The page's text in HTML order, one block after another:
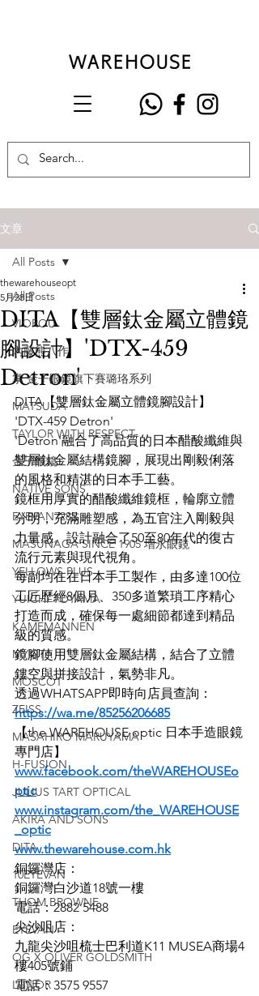
文章
All Posts
VIOROU
內藤熊八作
掌 金子眼鏡旗下賽璐珞系列
MATSUDA
TAYLOR WITH RESPECT
金子眼鏡
NATIVE SONS
EYEVAN7285
MASUNAGA SINCE 1905 增永眼鏡
YELLOWS PLUS
YUICHI TOYAMA
KAMEMANNEN
MYKITA
MOSCOT
ZEISS
MASAHIRO MARUYAMA
H-FUSION
JULIUS TART OPTICAL
AKIRA AND SONS
DITA
10EYEVAN
THOM BROWNE
EYEVAN
OG X OLIVER GOLDSMITH
LUNOR
All Posts
DITA【雙層鈦金屬立體鏡
腳設計】'DTX-459
Detron'
thewarehouseopt
5月28日
DITA【雙層鈦金屬立體鏡腳設計】
'DTX-459 Detron'
'Detron'融合了高品質的日本醋酸纖維與
雙層鈦金屬結構鏡腳，展現出剛毅俐落
的風格和精湛的日本手工藝。
鏡框用厚實的醋酸纖維鏡框，輪廓立體
分明，充滿雕塑感，為五官注入剛毅與
力量感。設計融合了50至80年代的復古
流行元素與現代視角。
每副均在在日本手工製作，由多達100位
工匠歷經8個月、350多道繁瑣工序精心
打造而成，確保每一處細節都達到精品
級的質感。
鏡腳使用雙層鈦金屬結構，結合了立體
鏤空與拼接設計，氣勢非凡。
透過WHATSAPP即時向店員查詢：
https://wa.me/85256206685
【the WAREHOUSE optic 日本手造眼鏡
專門店】
www.facebook.com/theWAREHOUSEo
ptic
www.instagram.com/the_WAREHOUSE
_optic
www.thewarehouse.com.hk
銅鑼灣店：
銅鑼灣白沙道18號一樓
電話：2882 5488
尖沙咀店：
九龍尖沙咀梳士巴利道K11 MUSEA商場4
樓405號鋪
電話：3575 9557